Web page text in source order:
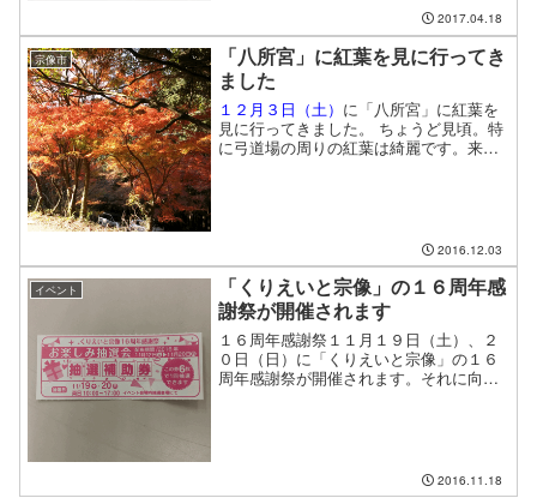
2017.04.18
宗像市
「八所宮」に紅葉を見に行ってき
ました
１２月３日（土） に「八所宮」に紅葉を
見に行ってきました。 ちょうど見頃。特
に弓道場の周りの紅葉は綺麗です。来訪
2016.12.03
イベント
「くりえいと宗像」の１６周年感
謝祭が開催されます
１６周年感謝祭１１月１９日（土）、２
０日（日）に「くりえいと宗像」の１６
周年感謝祭が開催されます。それに向け
2016.11.18